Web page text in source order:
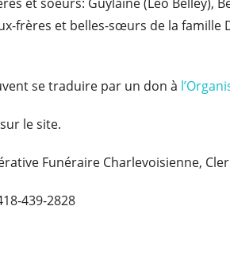
frères et belles-sœurs de la
se traduire par un don à
le site.
Funéraire Charlevoisienne,
439-2828